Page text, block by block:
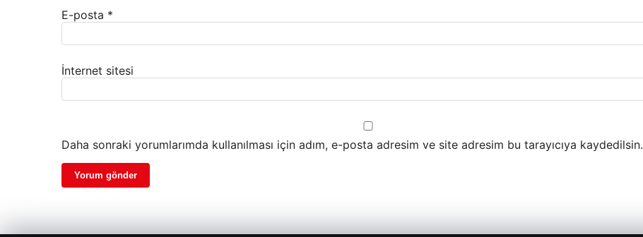
E-posta *
İnternet sitesi
Daha sonraki yorumlarımda kullanılması için adım, e-posta adresim ve site adresim bu tarayıcıya kaydedilsin.